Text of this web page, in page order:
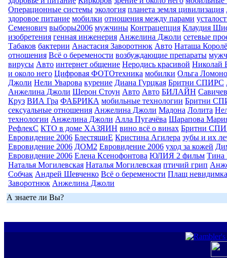
Операционные системы экология планета земля цивилизация
здоровое питание мобилки отношения между парами
Семенович выборы2006 мужчины Контрацепция Клаудия
изобретения генная инженерия Анжелина Джоли сетевые
Табаков бактерии Анастасия Заворотнюк Авто Наташа
отношения Всё о беремености возбуждающие препараты
вирусы Авто интернет общение Неродись красивой Николай
и около него Цифровая ФОТОтехника мобилки Ольга
Джоли Нели Уварова курение Диана Гурцкая Бритни СПИРС
Анжелина Джоли Шерон Стоун Авто Авто БИЛАЙН
Круз ВИА Гра ФАБРИКА мобильные технологии Бритни
сексуальные отношения Анжелина Джоли Мадона Лолита
технологии Анжелина Джоли Алла Пугачёва Шарапова
РефлекС КТО в доме ХАЗЯИН вино всё о винах Бритни
Евровидение 2006 БлестящиЕ Кристина Агилера зубы и их
Евровидение 2006 ДОМ2 Евровидение 2006 уход за кожей
Евровидение 2006 Елена Ксенофонтова ЮЛИЯ 2 фильм Тина
Наталья Могилевская Наталья Могилевская птичий грип
Собчак Андрей Шевченко Всё о беремености Плащ невидимка
Заворотнюк Анжелина Джоли
А знаете ли Вы?